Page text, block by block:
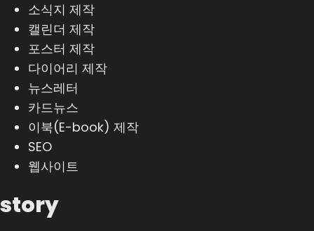
소식지 제작
캘린더 제작
포스터 제작
다이어리 제작
뉴스레터
카드뉴스
이북(E-book) 제작
SEO
웹사이트
story